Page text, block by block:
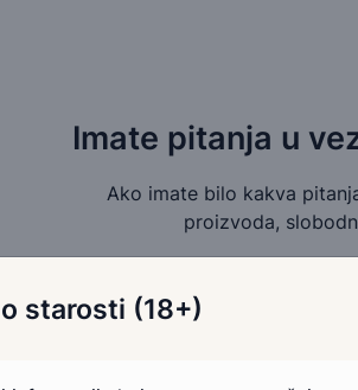
Imate pitanja u
Ako imate bilo kakva
proizvoda,
Pošaljite email
starosti (18+)